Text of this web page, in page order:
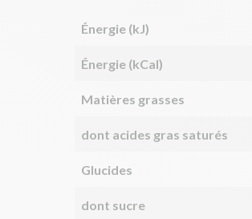
Énergie (kJ)
Énergie (kCal)
Matières grasses
dont acides gras saturés
Glucides
dont sucre